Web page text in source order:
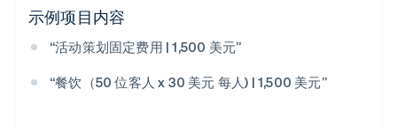
示例项目内容
“活动策划固定费用 | 1,500 美元”
“餐饮（50 位客人 x 30 美元 每人) | 1,500 美元”
巴西
保加利亚
比利时